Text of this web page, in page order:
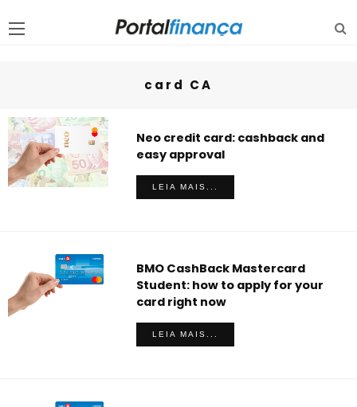
card CA
Neo credit card: cashback and
easy approval
LEIA MAIS...
BMO CashBack Mastercard
Student: how to apply for your
card right now
LEIA MAIS...